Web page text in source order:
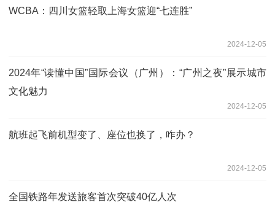
WCBA：四川女篮轻取上海女篮迎“七连胜”
2024-12-05
2024年“读懂中国”国际会议（广州）：“广州之夜”展示城市
文化魅力
2024-12-05
航班起飞前机型变了、座位也换了，咋办？
2024-12-05
全国铁路年发送旅客首次突破40亿人次